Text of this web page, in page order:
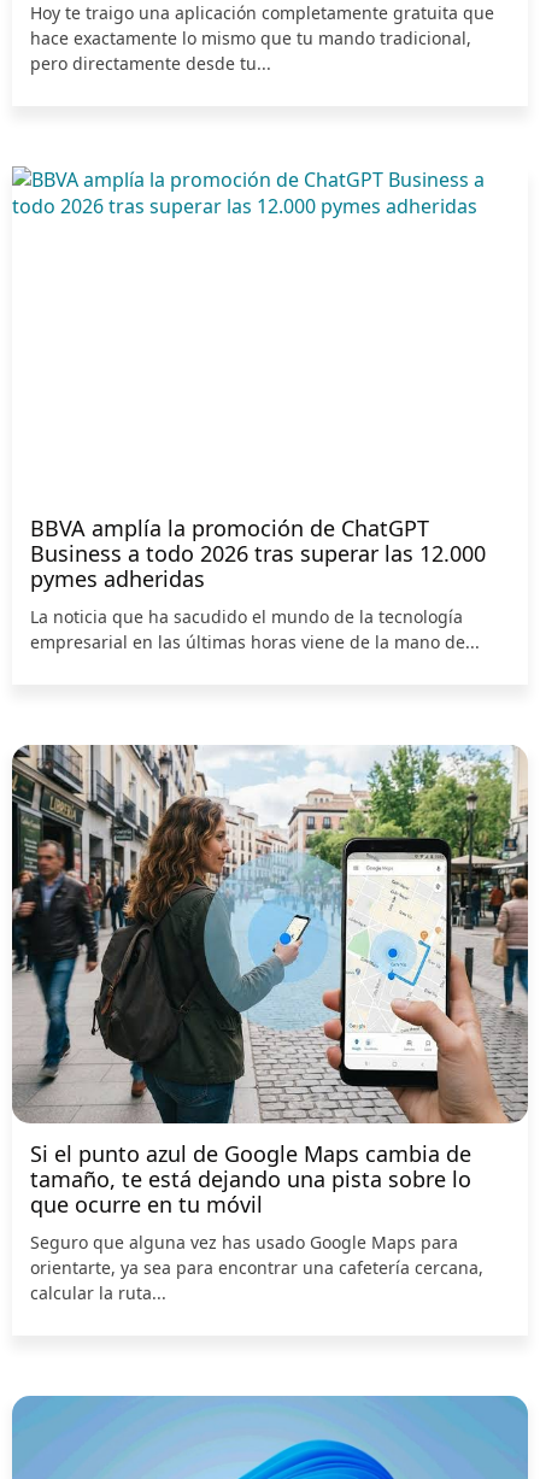
Hoy te traigo una aplicación completamente gratuita que
hace exactamente lo mismo que tu mando tradicional,
pero directamente desde tu...
BBVA amplía la promoción de ChatGPT
Business a todo 2026 tras superar las 12.000
pymes adheridas
La noticia que ha sacudido el mundo de la tecnología
empresarial en las últimas horas viene de la mano de...
Si el punto azul de Google Maps cambia de
tamaño, te está dejando una pista sobre lo
que ocurre en tu móvil
Seguro que alguna vez has usado Google Maps para
orientarte, ya sea para encontrar una cafetería cercana,
calcular la ruta...